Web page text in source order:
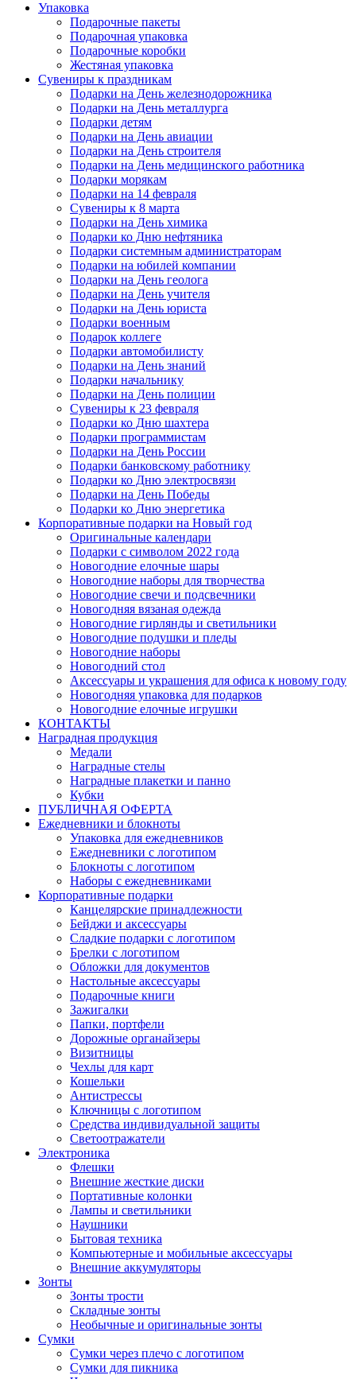
Упаковка
Подарочные пакеты
Подарочная упаковка
Подарочные коробки
Жестяная упаковка
Сувениры к праздникам
Подарки на День железнодорожника
Подарки на День металлурга
Подарки детям
Подарки на День авиации
Подарки на День строителя
Подарки на День медицинского работника
Подарки морякам
Подарки на 14 февраля
Сувениры к 8 марта
Подарки на День химика
Подарки ко Дню нефтяника
Подарки системным администраторам
Подарки на юбилей компании
Подарки на День геолога
Подарки на День учителя
Подарки на День юриста
Подарки военным
Подарок коллеге
Подарки автомобилисту
Подарки на День знаний
Подарки начальнику
Подарки на День полиции
Сувениры к 23 февраля
Подарки ко Дню шахтера
Подарки программистам
Подарки на День России
Подарки банковскому работнику
Подарки ко Дню электросвязи
Подарки на День Победы
Подарки ко Дню энергетика
Корпоративные подарки на Новый год
Оригинальные календари
Подарки с символом 2022 года
Новогодние елочные шары
Новогодние наборы для творчества
Новогодние свечи и подсвечники
Новогодняя вязаная одежда
Новогодние гирлянды и светильники
Новогодние подушки и пледы
Новогодние наборы
Новогодний стол
Аксессуары и украшения для офиса к новому году
Новогодняя упаковка для подарков
Новогодние елочные игрушки
КОНТАКТЫ
Наградная продукция
Медали
Наградные стелы
Наградные плакетки и панно
Кубки
ПУБЛИЧНАЯ ОФЕРТА
Ежедневники и блокноты
Упаковка для ежедневников
Ежедневники с логотипом
Блокноты с логотипом
Наборы с ежедневниками
Корпоративные подарки
Канцелярские принадлежности
Бейджи и аксессуары
Сладкие подарки с логотипом
Брелки с логотипом
Обложки для документов
Настольные аксессуары
Подарочные книги
Зажигалки
Папки, портфели
Дорожные органайзеры
Визитницы
Чехлы для карт
Кошельки
Антистрессы
Ключницы с логотипом
Средства индивидуальной защиты
Светоотражатели
Электроника
Флешки
Внешние жесткие диски
Портативные колонки
Лампы и светильники
Наушники
Бытовая техника
Компьютерные и мобильные аксессуары
Внешние аккумуляторы
Зонты
Зонты трости
Складные зонты
Необычные и оригинальные зонты
Сумки
Сумки через плечо с логотипом
Сумки для пикника